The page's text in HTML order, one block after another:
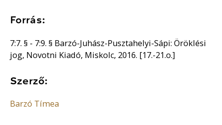
Forrás:
7:7. § - 7:9. § Barzó-Juhász-Pusztahelyi-Sápi: Öröklési
jog, Novotni Kiadó, Miskolc, 2016. [17.-21.o.]
Szerző:
Barzó Tímea